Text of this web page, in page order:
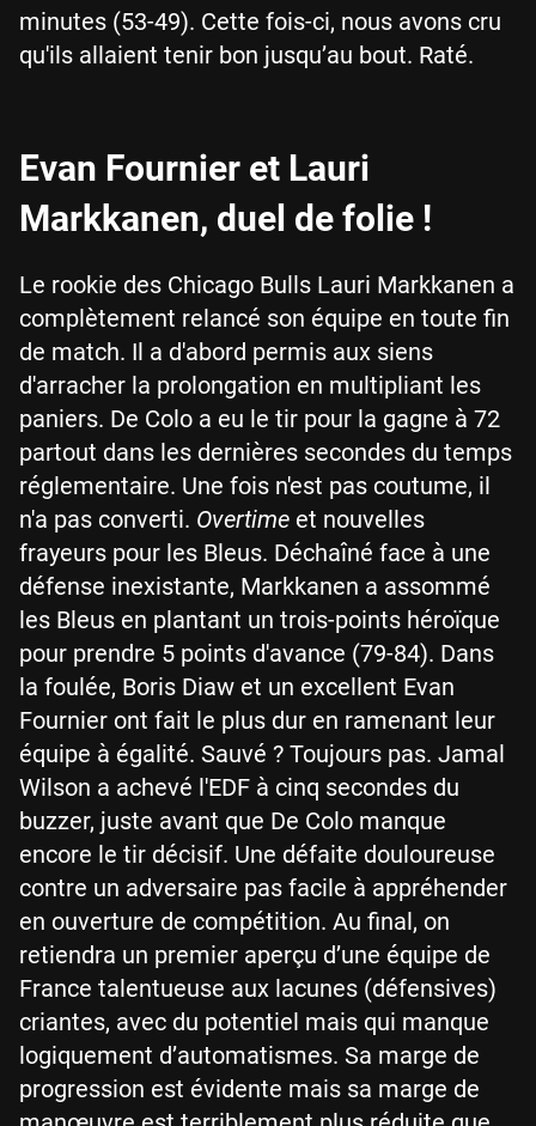
minutes (53-49). Cette fois-ci, nous avons cru
qu'ils allaient tenir bon jusqu’au bout. Raté.
Evan Fournier et Lauri
Markkanen, duel de folie !
Le rookie des Chicago Bulls Lauri Markkanen a
complètement relancé son équipe en toute fin
de match. Il a d'abord permis aux siens
d'arracher la prolongation en multipliant les
paniers. De Colo a eu le tir pour la gagne à 72
partout dans les dernières secondes du temps
réglementaire. Une fois n'est pas coutume, il
n'a pas converti. Overtime et nouvelles
frayeurs pour les Bleus. Déchaîné face à une
défense inexistante, Markkanen a assommé
les Bleus en plantant un trois-points héroïque
pour prendre 5 points d'avance (79-84). Dans
la foulée, Boris Diaw et un excellent Evan
Fournier ont fait le plus dur en ramenant leur
équipe à égalité. Sauvé ? Toujours pas. Jamal
Wilson a achevé l'EDF à cinq secondes du
buzzer, juste avant que De Colo manque
encore le tir décisif. Une défaite douloureuse
contre un adversaire pas facile à appréhender
en ouverture de compétition. Au final, on
retiendra un premier aperçu d’une équipe de
France talentueuse aux lacunes (défensives)
criantes, avec du potentiel mais qui manque
logiquement d’automatismes. Sa marge de
progression est évidente mais sa marge de